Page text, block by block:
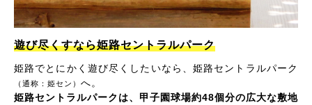
遊び尽くすなら姫路セントラルパーク
姫路でとにかく遊び尽くしたいなら、姫路セントラルパーク
（通称：姫セン） へ。
姫路セントラルパークは、甲子園球場約48個分の広大な敷地